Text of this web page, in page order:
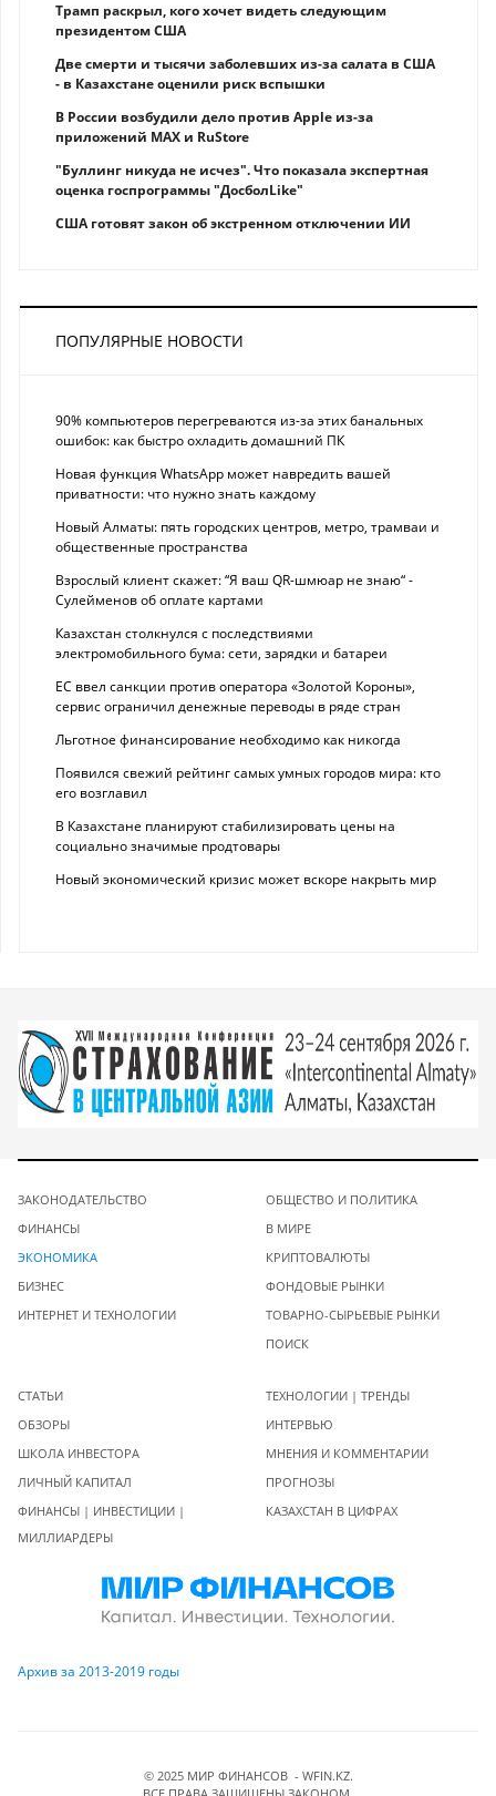
Трамп раскрыл, кого хочет видеть следующим
президентом США
Две смерти и тысячи заболевших из-за салата в США
- в Казахстане оценили риск вспышки
В России возбудили дело против Apple из-за
приложений MAX и RuStore
"Буллинг никуда не исчез". Что показала экспертная
оценка госпрограммы "ДосболLike"
США готовят закон об экстренном отключении ИИ
ПОПУЛЯРНЫЕ НОВОСТИ
90% компьютеров перегреваются из-за этих банальных
ошибок: как быстро охладить домашний ПК
Новая функция WhatsApp может навредить вашей
приватности: что нужно знать каждому
Новый Алматы: пять городских центров, метро, трамваи и
общественные пространства
Взрослый клиент скажет: “Я ваш QR-шмюар не знаю“ -
Сулейменов об оплате картами
Казахстан столкнулся с последствиями
электромобильного бума: сети, зарядки и батареи
ЕС ввел санкции против оператора «Золотой Короны»,
сервис ограничил денежные переводы в ряде стран
Льготное финансирование необходимо как никогда
Появился свежий рейтинг самых умных городов мира: кто
его возглавил
В Казахстане планируют стабилизировать цены на
социально значимые продтовары
Новый экономический кризис может вскоре накрыть мир
ЗАКОНОДАТЕЛЬСТВО
ФИНАНСЫ
ЭКОНОМИКА
БИЗНЕС
ИНТЕРНЕТ И ТЕХНОЛОГИИ
ОБЩЕСТВО И ПОЛИТИКА
В МИРЕ
КРИПТОВАЛЮТЫ
ФОНДОВЫЕ РЫНКИ
ТОВАРНО-СЫРЬЕВЫЕ РЫНКИ
ПОИСК
СТАТЬИ
ОБЗОРЫ
ШКОЛА ИНВЕСТОРА
ЛИЧНЫЙ КАПИТАЛ
ФИНАНСЫ | ИНВЕСТИЦИИ |
МИЛЛИАРДЕРЫ
ТЕХНОЛОГИИ | ТРЕНДЫ
ИНТЕРВЬЮ
МНЕНИЯ И КОММЕНТАРИИ
ПРОГНОЗЫ
КАЗАХСТАН В ЦИФРАХ
Архив за 2013-2019 годы
© 2025 МИР ФИНАНСОВ - WFIN.KZ.